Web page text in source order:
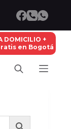
DOMICILIO +
en Bogotá